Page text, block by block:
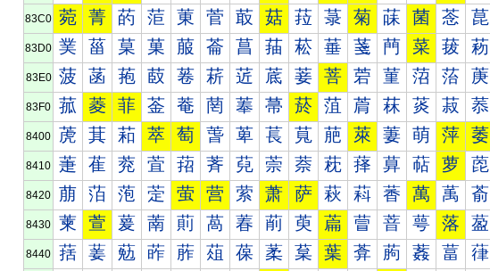
83C0 菀 菁 菂 菃 菄 菅 菆 菇 菈 菉 菊 菋 菌 菍 菎
83D0 菐 菑 菒 菓 菔 菕 菖 菗 菘 菙 菚 菛 菜 菝 菞
83E0 菠 菡 菢 菣 菤 菥 菦 菧 菨 菩 菪 菫 菬 菭 菮
83F0 菰 菱 菲 菳 菴 菵 菶 菷 菸 菹 菺 菻 菼 菽 菾
8400 萀 萁 萂 萃 萄 萅 萆 萇 萈 萉 萊 萋 萌 萍 萎
8410 萐 萑 萒 萓 萔 萕 萖 萗 萘 萙 萚 萛 萜 萝 萞
8420 萠 萡 萢 萣 萤 营 萦 萧 萨 萩 萪 萫 萬 萭 萮
8430 萰 萱 萲 萳 萴 萵 萶 萷 萸 萹 萺 萻 萼 落 萾
8440 葀 葁 葂 葃 葄 葅 葆 葇 葈 葉 葊 葋 葌 葍 葎